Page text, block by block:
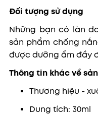
Đối tượng sử dụng
Những bạn có làn
sản phẩm chống
được dưỡng ẩm đầy
Thông tin khác về
Thương hiệu -
Dung tích: 30ml